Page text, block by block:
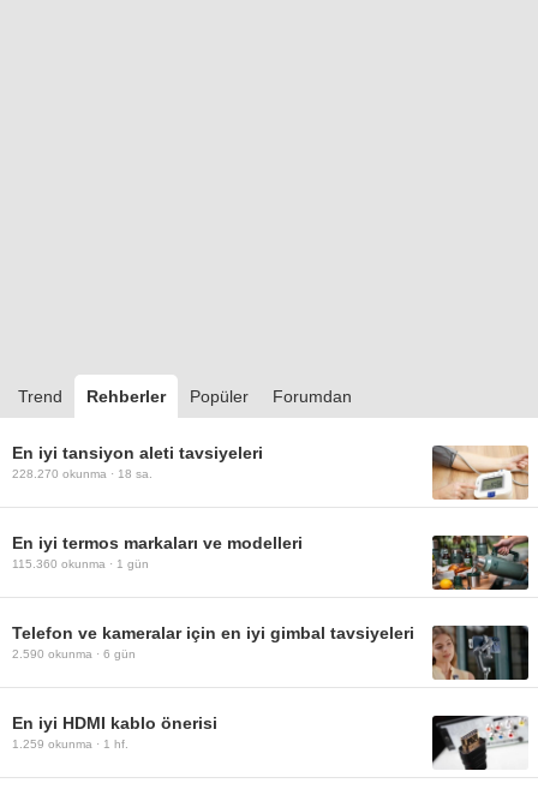
Trend Rehberler Popüler Forumdan
En iyi tansiyon aleti tavsiyeleri
228.270 okunma · 18 sa.
En iyi termos markaları ve modelleri
115.360 okunma · 1 gün
Telefon ve kameralar için en iyi gimbal tavsiyeleri
2.590 okunma · 6 gün
En iyi HDMI kablo önerisi
1.259 okunma · 1 hf.